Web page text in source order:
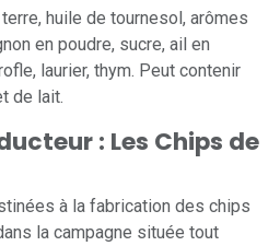
huile de tournesol, arômes
en poudre, sucre, ail en
laurier, thym. Peut contenir
de lait.
: Les Chips de
à la fabrication des chips
la campagne située tout